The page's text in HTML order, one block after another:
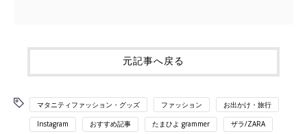
元記事へ戻る
マタニティファッション・グッズ ファッション お出かけ・旅行
Instagram おすすめ記事 たまひよ grammer ザラ/ZARA